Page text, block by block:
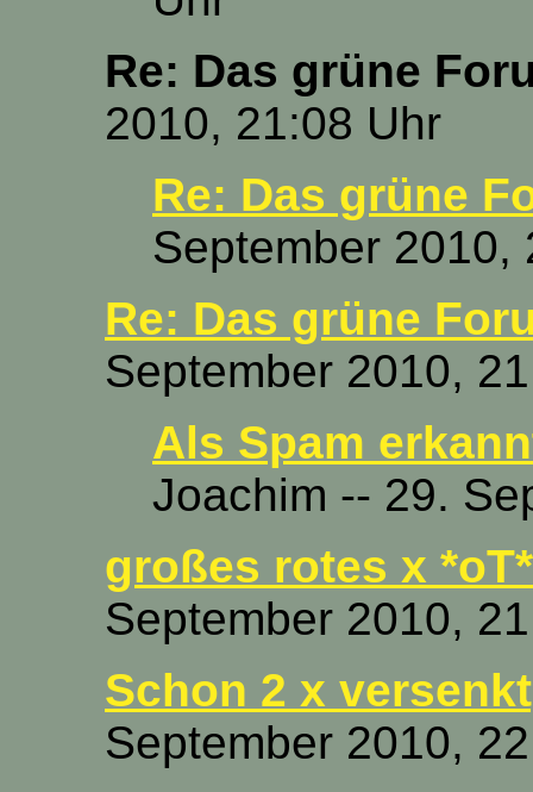
Re: Das grüne
2010, 21:08 Uhr
Re: Das grüne
September 2010,
Re: Das grüne
September 2010,
Als Spam
Joachim -- 29.
großes rotes x *oT*
September 2010,
Schon 2 x
September 2010,